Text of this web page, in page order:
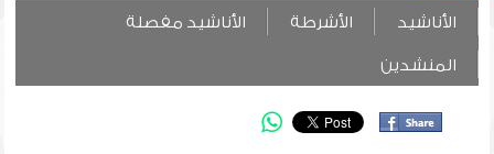
الأناشيد الأشرطة الأناشيد مفصلة
المنشدين